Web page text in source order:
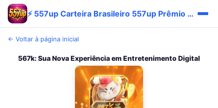
⚡ 557up Carteira Brasileiro 557up Prêmio Promo Baixar 🔥
← Voltar à página inicial
567k: Sua Nova Experiência em Entretenimento Digital